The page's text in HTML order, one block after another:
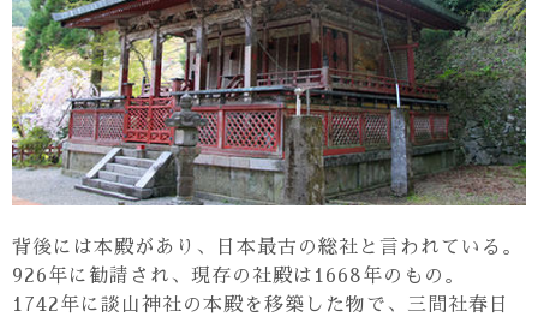
背後には本殿があり、日本最古の総社と言われている。
926年に勧請され、現存の社殿は1668年のもの。
1742年に談山神社の本殿を移築した物で、三間社春日